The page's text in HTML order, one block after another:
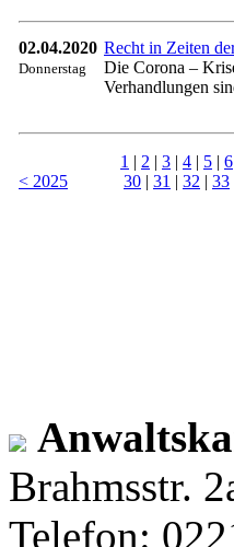
02.04.2020
Donnerstag
Recht in Zeiten
Die Corona –
Verhandlungen
< 2025
1 | 2 | 3 | 4 | 5 | 6
30 | 31 | 32 | 33
Brahmsstr.
Telefon: